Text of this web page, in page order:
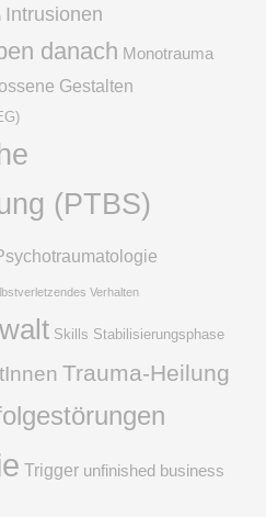
Intrusionen
danach Monotrauma
Gestalten
(PTBS)
Verhalten
Skills Stabilisierungsphase
Trauma-Heilung
Trigger unfinished business